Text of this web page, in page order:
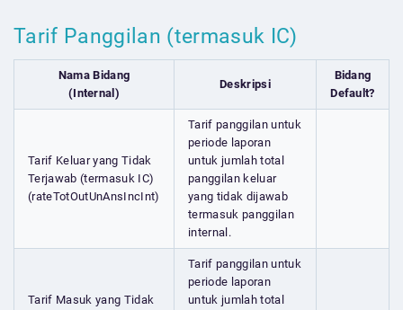
Tarif Panggilan (termasuk IC)
Nama Bidang
(Internal)
Deskripsi
Bidang
Default?
Tarif Keluar yang Tidak
Terjawab (termasuk IC)
(rateTotOutUnAnsIncInt)
Tarif panggilan untuk
periode laporan
untuk jumlah total
panggilan keluar
yang tidak dijawab
termasuk panggilan
internal.
Tarif Masuk yang Tidak
Tarif panggilan untuk
periode laporan
untuk jumlah total